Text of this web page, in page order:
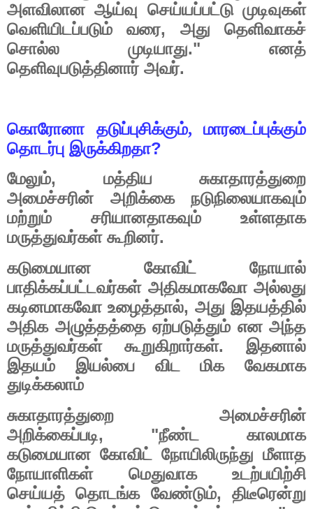
அளவிலான ஆய்வு செய்யப்பட்டு முடிவுகள்
வெளியிடப்படும்
வரை, அது
தெளிவாகச்
சொல்ல
முடியாது." எனத்
தெளிவுபடுத்தினார் அவர்.
கொரோனா தடுப்புசிக்கும்,
மாரடைப்புக்கும்
தொடர்பு இருக்கிறதா?
மேலும், மத்திய
சுகாதாரத்துறை
அமைச்சரின்
அறிக்கை
நடுநிலையாகவும்
மற்றும்
சரியானதாகவும்
உள்ளதாக
மருத்துவர்கள் கூறினர்.
கடுமையான கோவிட்
நோயால்
பாதிக்கப்பட்டவர்கள் அதிகமாகவோ அல்லது
கடினமாகவோ உழைத்தால், அது இதயத்தில்
அதிக அழுத்தத்தை ஏற்படுத்தும் என அந்த
மருத்துவர்கள்
கூறுகிறார்கள். இதனால்
இதயம்
இயல்பை விட மிக
வேகமாக
துடிக்கலாம்
சுகாதாரத்துறை
அமைச்சரின்
அறிக்கைப்படி, "நீண்ட
காலமாக
கடுமையான கோவிட் நோயிலிருந்து மீளாத
நோயாளிகள்
மெதுவாக
உடற்பயிற்சி
செய்யத் தொடங்க வேண்டும்,திடீரென்று